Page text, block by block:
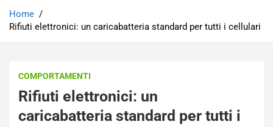
Home
Rifiuti elettronici: un caricabatteria standard per tutti i cellulari
COMPORTAMENTI
Rifiuti elettronici: un
caricabatteria standard per tutti i